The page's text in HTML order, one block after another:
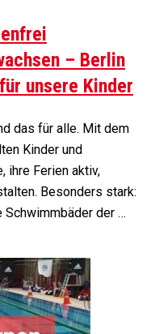
– Berlin
unsere Kinder
das für alle. Mit dem
Kinder und
ihre Ferien aktiv,
Besonders stark:
der …